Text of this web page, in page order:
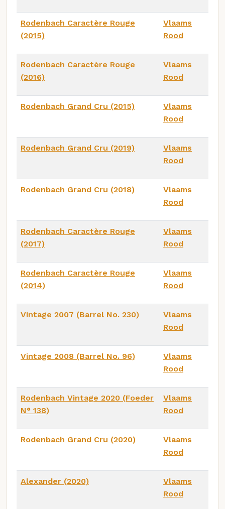
Rodenbach Caractère Rouge
(2015)
Vlaams
Rood
Rodenbach Caractère Rouge
(2016)
Vlaams
Rood
Rodenbach Grand Cru (2015)
Vlaams
Rood
Rodenbach Grand Cru (2019)
Vlaams
Rood
Rodenbach Grand Cru (2018)
Vlaams
Rood
Rodenbach Caractère Rouge
(2017)
Vlaams
Rood
Rodenbach Caractère Rouge
(2014)
Vlaams
Rood
Vintage 2007 (Barrel No. 230)
Vlaams
Rood
Vintage 2008 (Barrel No. 96)
Vlaams
Rood
Rodenbach Vintage 2020 (Foeder
N° 138)
Vlaams
Rood
Rodenbach Grand Cru (2020)
Vlaams
Rood
Alexander (2020)
Vlaams
Rood